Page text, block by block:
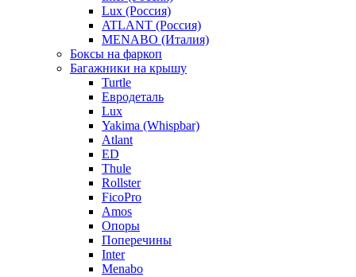
Lux (Россия)
ATLANT (Россия)
MENABO (Италия)
Боксы на фаркоп
Багажники на крышу
Turtle
Евродеталь
Lux
Yakima (Whispbar)
Atlant
ED
Thule
Rollster
FicoPro
Amos
Опоры
Поперечины
Inter
Menabo